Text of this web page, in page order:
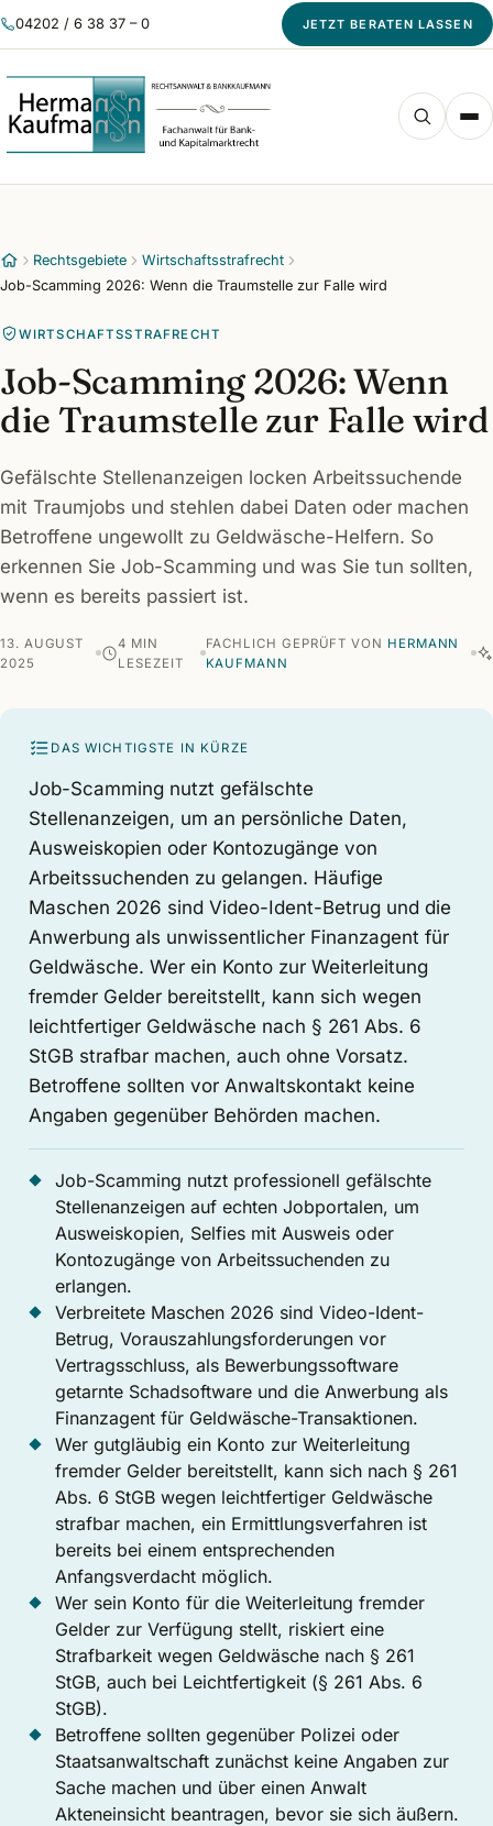
04202 / 6 38 37 – 0 JETZT BERATEN LASSEN
Rechtsgebiete
Wirtschaftsstrafrecht
Job-Scamming 2026: Wenn die Traumstelle zur Falle wird
WIRTSCHAFTSSTRAFRECHT
Job-Scamming 2026: Wenn
die Traumstelle zur Falle wird
Gefälschte Stellenanzeigen locken Arbeitssuchende
mit Traumjobs und stehlen dabei Daten oder machen
Betroffene ungewollt zu Geldwäsche-Helfern. So
erkennen Sie Job-Scamming und was Sie tun sollten,
wenn es bereits passiert ist.
13. AUGUST
2025
4 MIN
LESEZEIT
FACHLICH GEPRÜFT VON HERMANN
KAUFMANN
DAS WICHTIGSTE IN KÜRZE
Job-Scamming nutzt gefälschte
Stellenanzeigen, um an persönliche Daten,
Ausweiskopien oder Kontozugänge von
Arbeitssuchenden zu gelangen. Häufige
Maschen 2026 sind Video-Ident-Betrug und die
Anwerbung als unwissentlicher Finanzagent für
Geldwäsche. Wer ein Konto zur Weiterleitung
fremder Gelder bereitstellt, kann sich wegen
leichtfertiger Geldwäsche nach § 261 Abs. 6
StGB strafbar machen, auch ohne Vorsatz.
Betroffene sollten vor Anwaltskontakt keine
Angaben gegenüber Behörden machen.
Job-Scamming nutzt professionell gefälschte
Stellenanzeigen auf echten Jobportalen, um
Ausweiskopien, Selfies mit Ausweis oder
Kontozugänge von Arbeitssuchenden zu
erlangen.
Verbreitete Maschen 2026 sind Video-Ident-
Betrug, Vorauszahlungsforderungen vor
Vertragsschluss, als Bewerbungssoftware
getarnte Schadsoftware und die Anwerbung als
Finanzagent für Geldwäsche-Transaktionen.
Wer gutgläubig ein Konto zur Weiterleitung
fremder Gelder bereitstellt, kann sich nach § 261
Abs. 6 StGB wegen leichtfertiger Geldwäsche
strafbar machen, ein Ermittlungsverfahren ist
bereits bei einem entsprechenden
Anfangsverdacht möglich.
Wer sein Konto für die Weiterleitung fremder
Gelder zur Verfügung stellt, riskiert eine
Strafbarkeit wegen Geldwäsche nach § 261
StGB, auch bei Leichtfertigkeit (§ 261 Abs. 6
StGB).
Betroffene sollten gegenüber Polizei oder
Staatsanwaltschaft zunächst keine Angaben zur
Sache machen und über einen Anwalt
Akteneinsicht beantragen, bevor sie sich äußern.